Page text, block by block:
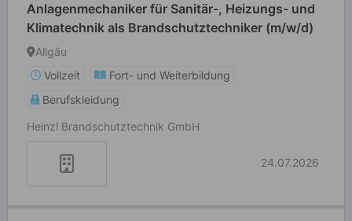
Anlagenmechaniker für Sanitär-, Heizungs- und
Klimatechnik als Brandschutztechniker (m/w/d)
Allgäu
Vollzeit
Fort- und Weiterbildung
Berufskleidung
Heinzl Brandschutztechnik GmbH
24.07.2026